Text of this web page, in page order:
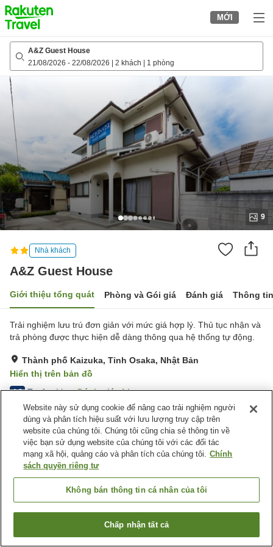
to
top
page
MỚI
A&Z Guest House
21/08/2026 - 22/08/2026 2 khách 1 phòng
9
Nhà khách
A&Z Guest House
Giới thiệu tổng quát Phòng và Gói giá Đánh giá Thông
Trải nghiệm lưu trú đơn giản với mức giá hợp lý. Thủ tục nhận và
trả phòng được thực hiện dễ dàng thông qua hệ thống tự động.
Thành phố Kaizuka, Tỉnh Osaka, Nhật Bản
Hiển thị trên bản đồ
4.3 Tuyệt vời Đánh giá:4lượt
Trang chủ Nhật Bản Tỉnh Osaka
Thành phố Kaizuka
A&Z Guest House
Tìm phòng trống
Website này sử dụng cookie để nâng cao trải nghiệm người
dùng và phân tích hiệu suất với lưu lượng truy cập trên
website của chúng tôi. Chúng tôi cũng chia sẻ thông tin về
việc bạn sử dụng website của chúng tôi với các đối tác
mạng xã hội, quảng cáo và phân tích của chúng tôi. Chính
sách quyền riêng tư
Không bán thông tin cá nhân của tôi
Chấp nhận tất cả